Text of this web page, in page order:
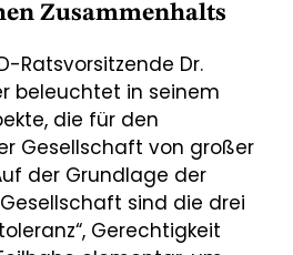
Zusammenhalts
Ratsvorsitzende Dr.
beleuchtet in seinem
die für den
Gesellschaft von großer
der Grundlage der
sind die drei
Gerechtigkeit